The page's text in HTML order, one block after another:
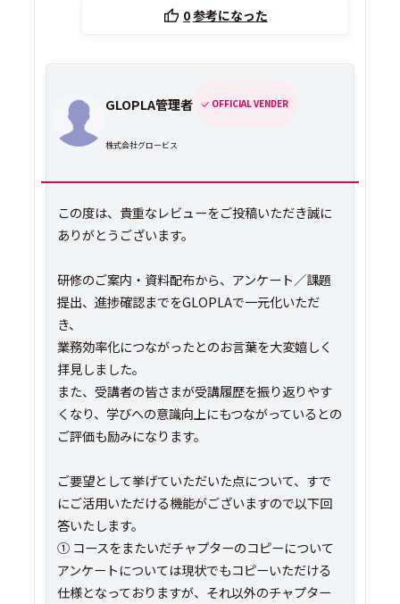
0参考になった
GLOPLA管理者 OFFICIAL VENDER
株式会社グロービス
この度は、貴重なレビューをご投稿いただき誠に
ありがとうございます。
研修のご案内・資料配布から、アンケート／課題
提出、進捗確認までをGLOPLAで一元化いただ
き、
業務効率化につながったとのお言葉を大変嬉しく
拝見しました。
また、受講者の皆さまが受講履歴を振り返りやす
くなり、学びへの意識向上にもつながっているとの
ご評価も励みになります。
ご要望として挙げていただいた点について、すで
にご活用いただける機能がございますので以下回
答いたします。
① コースをまたいだチャプターのコピーについて
アンケートについては現状でもコピーいただける
仕様となっておりますが、それ以外のチャプター